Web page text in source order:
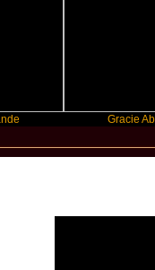
Gracie Abrams